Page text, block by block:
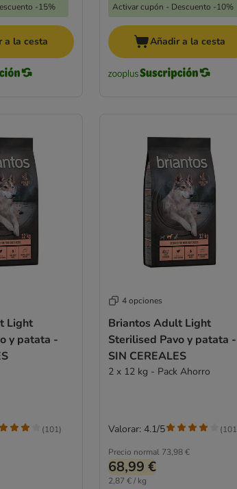
-15%
a la cesta
Activar cupón - Descuento -10%
Añadir a la cesta
Light
y patata -
(101)
4 opciones
Briantos Adult Light
Sterilised Pavo y patata -
SIN CEREALES
2 x 12 kg - Pack Ahorro
Precio normal 73,98 €
68,99 €
2,87 € / kg
Valorar: 4.1/5 (101